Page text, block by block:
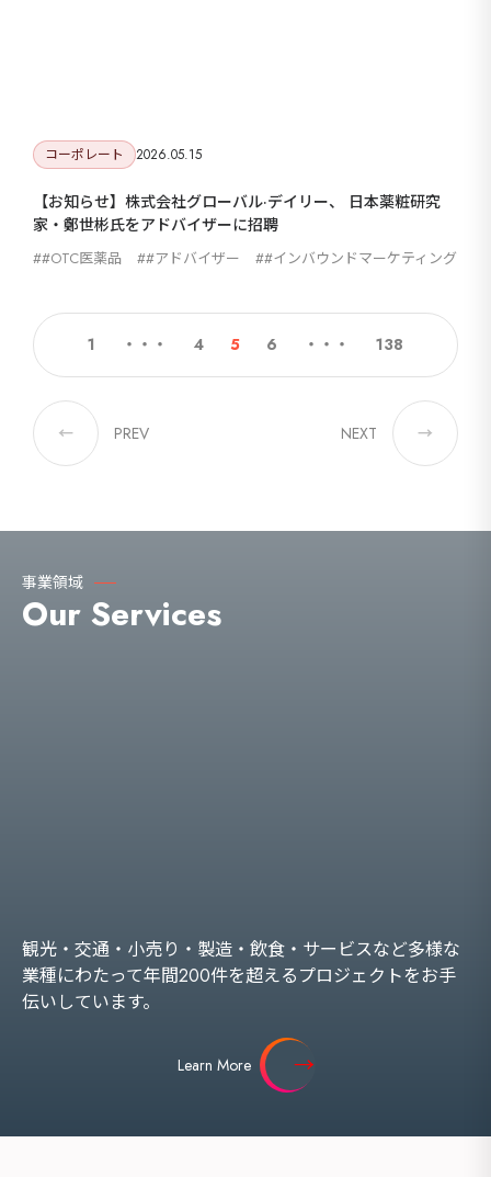
コーポレート 2026.05.15
【お知らせ】株式会社グローバル·デイリー、 日本薬粧研究
家・鄭世彬氏をアドバイザーに招聘
#OTC医薬品 #アドバイザー #インバウンドマーケティング
← PREV
1 ・・・ 4 5 6 ・・・ 138
NEXT →
事業領域
Our Services
観光・交通・小売り・製造・飲食・サービスなど多様な
業種にわたって年間200件を超えるプロジェクトをお手
伝いしています。
Learn More